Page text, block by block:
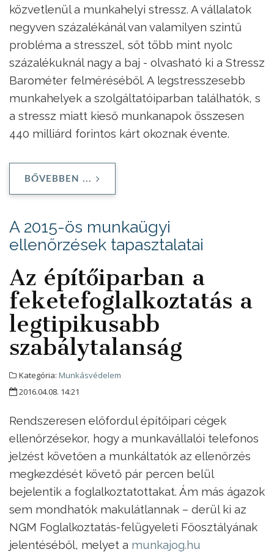
közvetlenül a munkahelyi stressz. A vállalatok
negyven százalékánál van valamilyen szintű
probléma a stresszel, sőt több mint nyolc
százalékuknál nagy a baj - olvasható ki a Stressz
Barométer felméréséből. A legstresszesebb
munkahelyek a szolgáltatóiparban találhatók, s
a stressz miatt kieső munkanapok összesen
440 milliárd forintos kárt okoznak évente.
BŐVEBBEN ...
A 2015-ös munkaügyi
ellenőrzések tapasztalatai
Az építőiparban a
feketefoglalkoztatás a
legtipikusabb
szabálytalanság
Kategória: Munkásvédelem
2016.04.08. 14:21
Rendszeresen előfordul építőipari cégek
ellenőrzésekor, hogy a munkavállalói telefonos
jelzést követően a munkáltatók az ellenőrzés
megkezdését követő pár percen belül
bejelentik a foglalkoztatottakat. Ám más ágazok
sem mondhatók makulátlannak – derül ki az
NGM Foglalkoztatás-felügyeleti Főosztályának
jelentéséből, melyet a munkajog.hu